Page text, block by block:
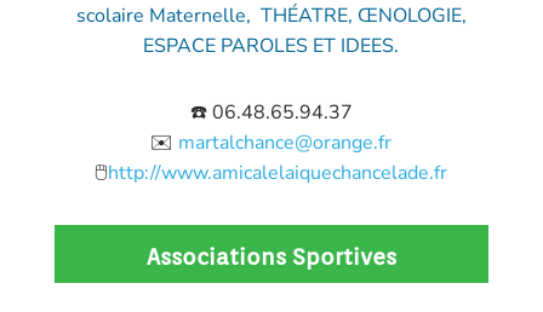
scolaire Maternelle, THÉATRE, ŒNOLOGIE,
ESPACE PAROLES ET IDEES.
☎️ 06.48.65.94.37
✉️ martalchance@orange.fr
🖱️http://www.amicalelaiquechancelade.fr
Associations Sportives